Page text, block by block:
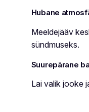
Hubane
Meeldejääv
sündmuseks.
Suurepärane
Lai valik jooke